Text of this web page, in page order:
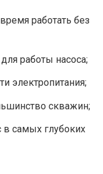
работать без
работы насоса;
электропитания;
скважин;
в самых глубоких